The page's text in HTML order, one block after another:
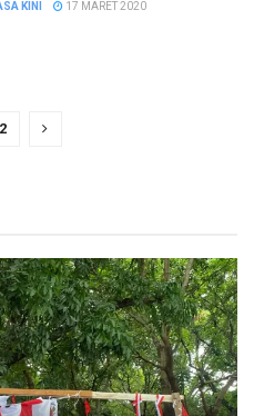
KINI 17 MARET 2020
2